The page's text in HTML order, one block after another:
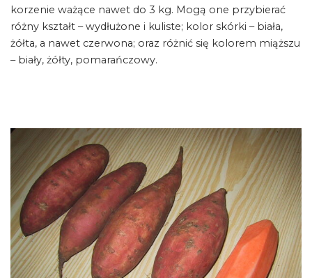
korzenie ważące nawet do 3 kg. Mogą one przybierać
różny kształt – wydłużone i kuliste; kolor skórki – biała,
żółta, a nawet czerwona; oraz różnić się kolorem miąższu
– biały, żółty, pomarańczowy.